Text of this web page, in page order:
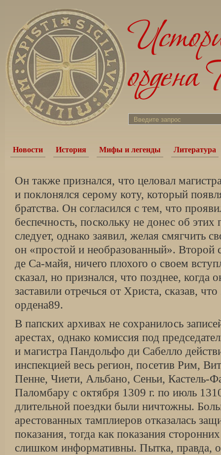
Новости История Мифы и легенды Литература
Он также признался, что целовал
и поклонялся серому коту, который
братства. Он согласился с тем, что
беспечность, поскольку не донес об этих
следует, однако заявил, желая смягчить
он «простой и необразованный». Второй
де Са-майя, ничего плохого о своем
сказал, но признался, что позднее, когда
заставили отречься от Христа, сказав, что
ордена89.
В папских архивах не сохранилось
арестах, однако комиссия под
и магистра Пандольфо ди Сабелло
инспекцией весь регион, посетив Рим,
Пенне, Чиети, Альбано, Сеньи, Кастель-
Паломбару с октября 1309 г. по июль
длительной поездки были ничтожны.
арестованных тамплиеров отказалась
показания, тогда как показания
слишком информативны. Пытка, правда,